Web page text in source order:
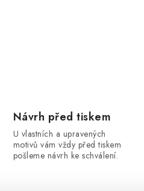
Návrh před tiskem
U vlastních a upravených
motivů vám vždy před tiskem
pošleme návrh ke schválení.